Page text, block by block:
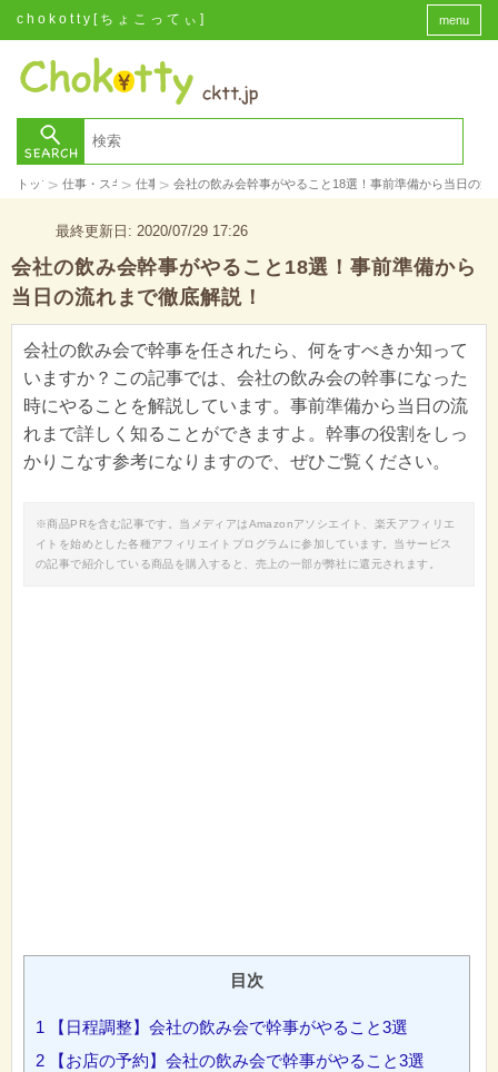
chokotty[ちょこってぃ] menu
トップ> 仕事・スキル
> 仕事> 会社の飲み会幹事がやること18選！事前準備から当日の流
最終更新日: 2020/07/29 17:26
会社の飲み会幹事がやること18選！事前準備から
当日の流れまで徹底解説！
会社の飲み会で幹事を任されたら、何をすべきか知って
いますか？この記事では、会社の飲み会の幹事になった
時にやることを解説しています。事前準備から当日の流
れまで詳しく知ることができますよ。幹事の役割をしっ
かりこなす参考になりますので、ぜひご覧ください。
※商品PRを含む記事です。当メディアはAmazonアソシエイト、楽天アフィリエ
イトを始めとした各種アフィリエイトプログラムに参加しています。当サービス
の記事で紹介している商品を購入すると、売上の一部が弊社に還元されます。
目次
1 【日程調整】会社の飲み会で幹事がやること3選
2 【お店の予約】会社の飲み会で幹事がやること3選